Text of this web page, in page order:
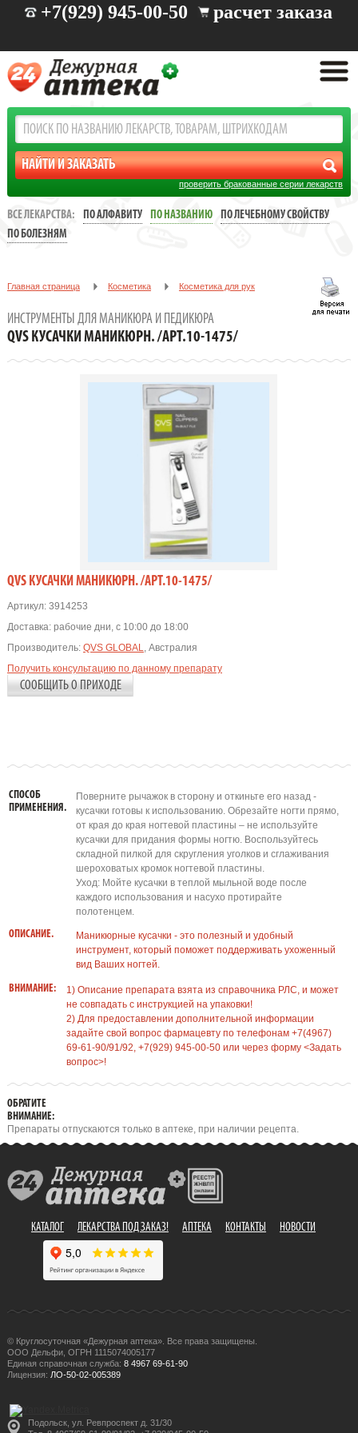
+7(929) 945-00-50 расчет заказа
проверить бракованные серии лекарств
ВСЕ ЛЕКАРСТВА: ПО АЛФАВИТУ ПО НАЗВАНИЮ
ПО ЛЕЧЕБНОМУ СВОЙСТВУ
ПО БОЛЕЗНЯМ
Главная страница Косметика Косметика для рук
QVS КУСАЧКИ МАНИКЮРН. /АРТ.10-1475/
ИНСТРУМЕНТЫ ДЛЯ МАНИКЮРА И ПЕДИКЮРА
QVS КУСАЧКИ МАНИКЮРН. /АРТ.10-1475/
QVS КУСАЧКИ МАНИКЮРН. /АРТ.10-1475/
Артикул:3914253
Доставка: рабочие дни, с 10:00 до 18:00
Производитель: QVS GLOBAL, Австралия
Получить консультацию по данному препарату
СООБЩИТЬ О ПРИХОДЕ
СПОСОБ
ПРИМЕНЕНИЯ.
Поверните рычажок в сторону и откиньте его назад -
кусачки готовы к использованию. Обрезайте ногти прямо,
от края до края ногтевой пластины – не используйте
кусачки для придания формы ногтю. Воспользуйтесь
складной пилкой для скругления уголков и сглаживания
шероховатых кромок ногтевой пластины.
Уход: Мойте кусачки в теплой мыльной воде после
каждого использования и насухо протирайте
полотенцем.
ОПИСАНИЕ.
Маникюрные кусачки - это полезный и удобный
инструмент, который поможет поддерживать ухоженный
вид Ваших ногтей.
ВНИМАНИЕ:
1) Описание препарата взята из справочника РЛС, и может
не совпадать с инструкцией на упаковки!
2) Для предоставлении дополнительной информации
задайте свой вопрос фармацевту по телефонам +7(4967)
69-61-90/91/92, +7(929) 945-00-50 или через форму <Задать
вопрос>!
ОБРАТИТЕ
ВНИМАНИЕ:
Препараты отпускаются только в аптеке, при наличии рецепта.
КАТАЛОГ ЛЕКАРСТВА ПОД ЗАКАЗ! АПТЕКА КОНТАКТЫ НОВОСТИ
© Круглосуточная «Дежурная аптека». Все права защищены.
ООО Дельфи, ОГРН 1115074005177
Единая справочная служба: 8 4967 69-61-90
Лицензия: ЛО-50-02-005389
Подольск, ул. Ревпроспект д. 31/30